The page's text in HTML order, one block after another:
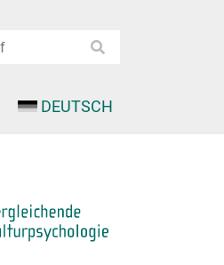
DEUTSCH